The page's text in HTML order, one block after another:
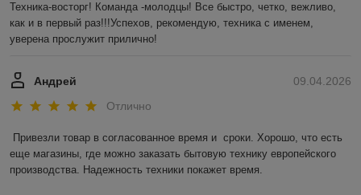
Техника-восторг! Команда -молодцы! Все быстро, четко, вежливо,
как и в первый раз!!!Успехов, рекомендую, техника с именем,
уверена прослужит прилично!
09.04.2026
Андрей
Отлично
Привезли товар в согласованное время и  сроки. Хорошо, что есть
еще магазины, где можно заказать бытовую технику европейского
производства. Надежность техники покажет время.